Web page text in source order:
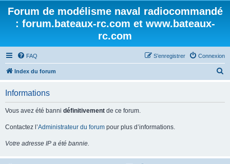
Forum de modélisme naval radiocommandé
: forum.bateaux-rc.com et www.bateaux-
rc.com
FAQ Connexion
S’enregistrer
Index du forum
Informations
Vous avez été banni définitivement de ce forum.
Contactez l’Administrateur du forum pour plus d’informations.
Votre adresse IP a été bannie.